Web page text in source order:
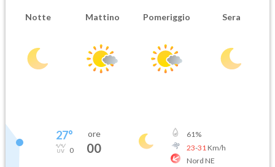
Notte Mattino Pomeriggio Sera
27°
0
ore
00
61%
23-31 Km/h
Nord NE